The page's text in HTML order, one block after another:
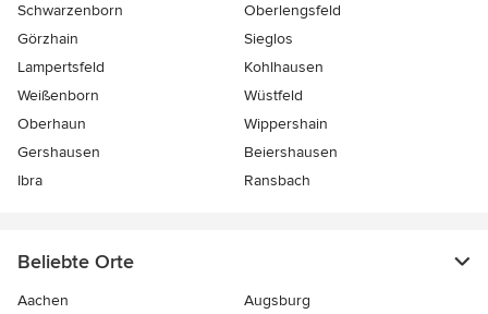
Schwarzenborn
Oberlengsfeld
Görzhain
Sieglos
Lampertsfeld
Kohlhausen
Weißenborn
Wüstfeld
Oberhaun
Wippershain
Gershausen
Beiershausen
Ibra
Ransbach
Beliebte Orte
Aachen
Augsburg